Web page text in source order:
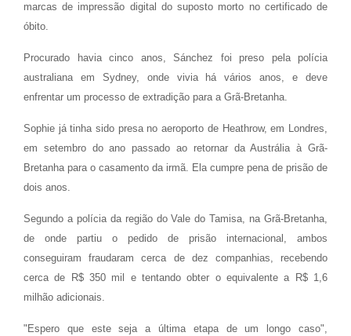
marcas de impressão digital do suposto morto no certificado de
óbito.
Procurado havia cinco anos, Sánchez foi preso pela polícia
australiana em Sydney, onde vivia há vários anos, e deve
enfrentar um processo de extradição para a Grã-Bretanha.
Sophie já tinha sido presa no aeroporto de Heathrow, em Londres,
em setembro do ano passado ao retornar da Austrália à Grã-
Bretanha para o casamento da irmã. Ela cumpre pena de prisão de
dois anos.
Segundo a polícia da região do Vale do Tamisa, na Grã-Bretanha,
de onde partiu o pedido de prisão internacional, ambos
conseguiram fraudaram cerca de dez companhias, recebendo
cerca de R$ 350 mil e tentando obter o equivalente a R$ 1,6
milhão adicionais.
"Espero que este seja a última etapa de um longo caso",